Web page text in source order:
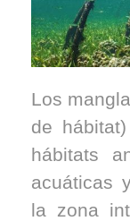
Los
de
hábitats
acuáticas
la zona